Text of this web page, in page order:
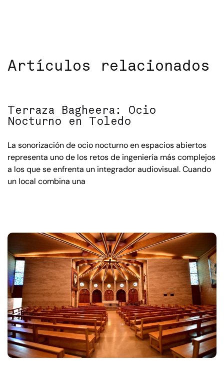
Artículos relacionados
Terraza Bagheera: Ocio
Nocturno en Toledo
La sonorización de ocio nocturno en espacios abiertos
representa uno de los retos de ingeniería más complejos
a los que se enfrenta un integrador audiovisual. Cuando
un local combina una